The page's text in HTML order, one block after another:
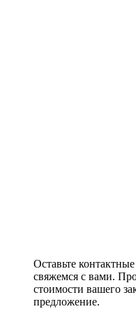
Оставьте
свяжемся с вами.
стоимости вашего
предложение.